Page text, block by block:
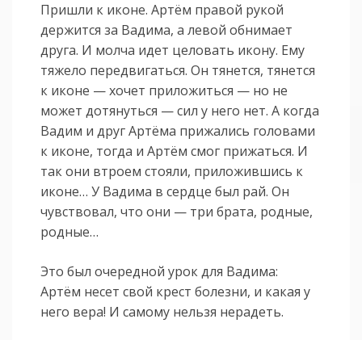
Пришли к иконе. Артём правой рукой
держится за Вадима, а левой обнимает
друга. И молча идет целовать икону. Ему
тяжело передвигаться. Он тянется, тянется
к иконе — хочет приложиться — но не
может дотянуться — сил у него нет. А когда
Вадим и друг Артёма прижались головами
к иконе, тогда и Артём смог прижаться. И
так они втроем стояли, приложившись к
иконе… У Вадима в сердце был рай. Он
чувствовал, что они — три брата, родные,
родные…
Это был очередной урок для Вадима:
Артём несет свой крест болезни, и какая у
него вера! И самому нельзя нерадеть.